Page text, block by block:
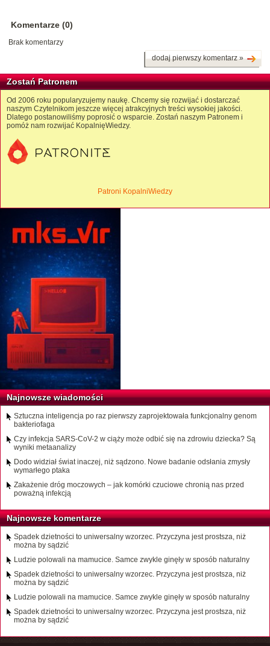
Komentarze (0)
Brak komentarzy
dodaj pierwszy komentarz »
Zostań Patronem
Od 2006 roku popularyzujemy naukę. Chcemy się rozwijać i dostarczać
naszym Czytelnikom jeszcze więcej atrakcyjnych treści wysokiej jakości.
Dlatego postanowiliśmy poprosić o wsparcie. Zostań naszym Patronem i
pomóż nam rozwijać KopalnięWiedzy.
Patroni KopalniWiedzy
Najnowsze wiadomości
Sztuczna inteligencja po raz pierwszy zaprojektowała funkcjonalny genom
bakteriofaga
Czy infekcja SARS-CoV-2 w ciąży może odbić się na zdrowiu dziecka? Są
wyniki metaanalizy
Dodo widział świat inaczej, niż sądzono. Nowe badanie odsłania zmysły
wymarłego ptaka
Zakażenie dróg moczowych – jak komórki czuciowe chronią nas przed
poważną infekcją
Najnowsze komentarze
Spadek dzietności to uniwersalny wzorzec. Przyczyna jest prostsza, niż
można by sądzić
Ludzie polowali na mamucice. Samce zwykle ginęły w sposób naturalny
Spadek dzietności to uniwersalny wzorzec. Przyczyna jest prostsza, niż
można by sądzić
Ludzie polowali na mamucice. Samce zwykle ginęły w sposób naturalny
Spadek dzietności to uniwersalny wzorzec. Przyczyna jest prostsza, niż
można by sądzić